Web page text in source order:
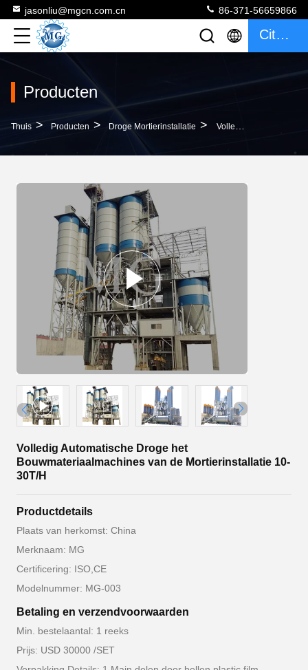
jasonliu@mgcn.com.cn 86-371-56659866
Citaat
Producten
Thuis > Producten > Droge Mortierinstallatie > Volledig Automatische Droge Het Bouwmateriaalmachines Van De Mortierinstallatie 10-30T/H
Volledig Automatische Droge het
Bouwmateriaalmachines van de Mortierinstallatie 10-
30T/H
Productdetails
Plaats van herkomst: China
Merknaam: MG
Certificering: ISO,CE
Modelnummer: MG-003
Betaling en verzendvoorwaarden
Min. bestelaantal: 1 reeks
Prijs: USD 30000 /SET